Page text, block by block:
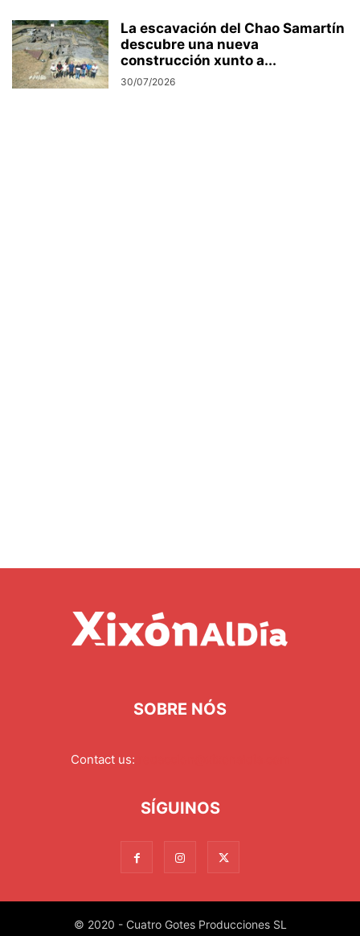
La escavación del Chao Samartín
descubre una nueva
construcción xunto a...
30/07/2026
SOBRE NÓS
Contact us:
SÍGUINOS
© 2020 - Cuatro Gotes Producciones SL